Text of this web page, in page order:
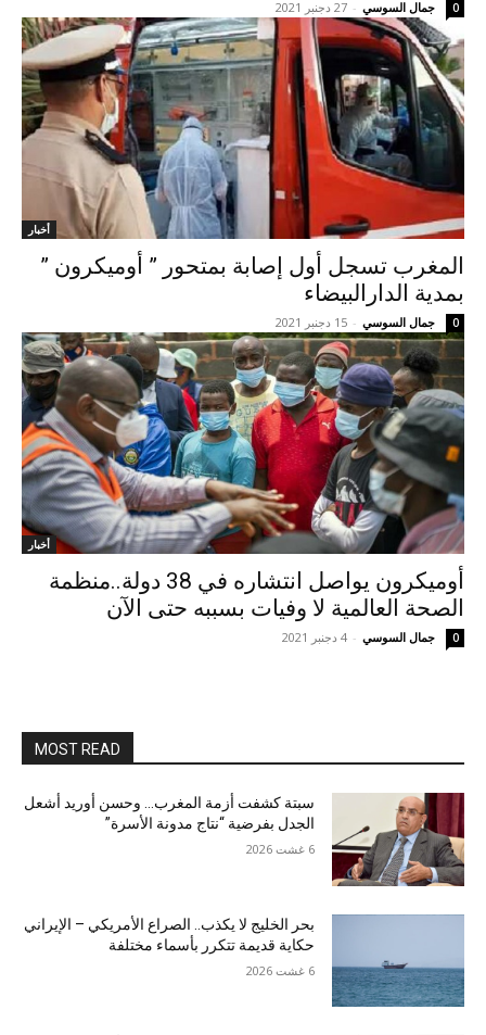
جمال السوسي - 27 دجنبر 2021 0
أخبار
المغرب تسجل أول إصابة بمتحور ” أوميكرون ”
بمدية الدارالبيضاء
جمال السوسي - 15 دجنبر 2021 0
أخبار
أوميكرون يواصل انتشاره في 38 دولة..منظمة
الصحة العالمية لا وفيات بسببه حتى الآن
جمال السوسي - 4 دجنبر 2021 0
MOST READ
سبتة كشفت أزمة المغرب… وحسن أوريد أشعل
الجدل بفرضية “نتاج مدونة الأسرة”
6 غشت 2026
بحر الخليج لا يكذب.. الصراع الأمريكي – الإيراني
حكاية قديمة تتكرر بأسماء مختلفة
6 غشت 2026